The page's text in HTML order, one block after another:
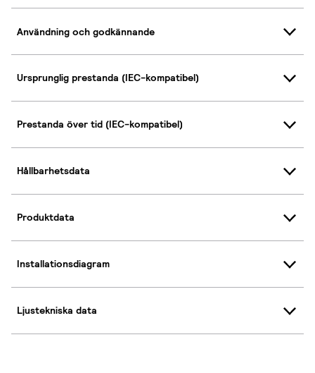
Användning och godkännande
Ursprunglig prestanda (IEC-kompatibel)
Prestanda över tid (IEC-kompatibel)
Hållbarhetsdata
Produktdata
Installationsdiagram
Ljustekniska data